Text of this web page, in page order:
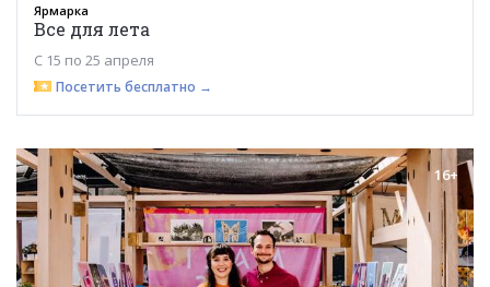
Ярмарка
Все для лета
С 15 по 25 апреля
Посетить бесплатно →
16+